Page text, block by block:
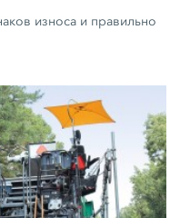
износа и правильно